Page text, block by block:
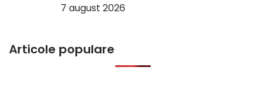
7 august 2026
Articole populare